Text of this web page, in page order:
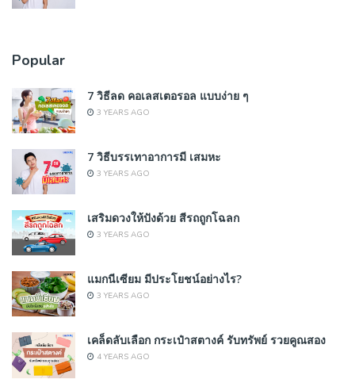
Popular
7 วิธีลด คอเลสเตอรอล แบบง่าย ๆ
3 YEARS AGO
7 วิธีบรรเทาอาการมี เสมหะ
3 YEARS AGO
เสริมดวงให้ปังด้วย สีรถถูกโฉลก
3 YEARS AGO
แมกนีเซียม มีประโยชน์อย่างไร?
3 YEARS AGO
เคล็ดลับเลือก กระเป๋าสตางค์ รับทรัพย์ รวยคูณสอง
4 YEARS AGO